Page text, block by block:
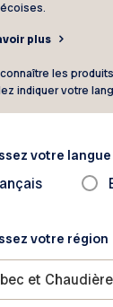
:
GPS avant
coupez la
(ou
de façon à
plus
les
indiquer votre
votre langue
votre région
et